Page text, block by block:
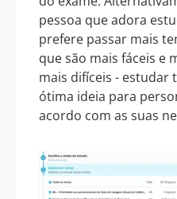
pessoa que adora
prefere passar mais
que são mais fáceis e
mais difíceis - estudar
ótima ideia para
acordo com as suas